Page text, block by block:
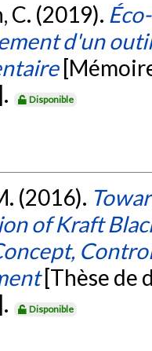
C. (2019).
d'un
Disponible
(2016).
of Kraft
[Thèse de
Disponible